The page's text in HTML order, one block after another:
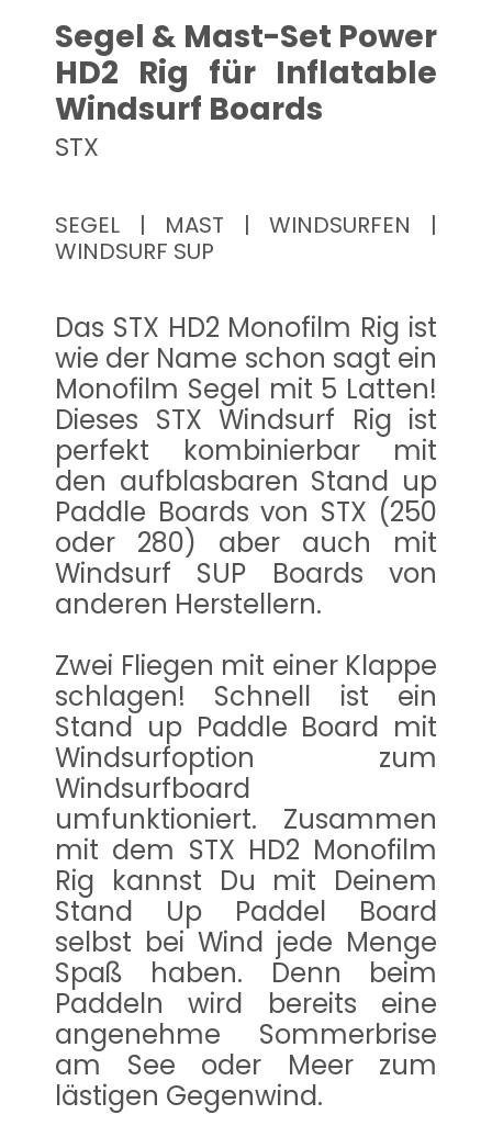
Segel & Mast-Set Power
HD2 Rig für Inflatable
Windsurf Boards
STX
SEGEL | MAST | WINDSURFEN |
WINDSURF SUP
Das STX HD2 Monofilm Rig ist
wie der Name schon sagt ein
Monofilm Segel mit 5 Latten!
Dieses STX Windsurf Rig ist
perfekt kombinierbar mit
den aufblasbaren Stand up
Paddle Boards von STX (250
oder 280) aber auch mit
Windsurf SUP Boards von
anderen Herstellern.
Zwei Fliegen mit einer Klappe
schlagen! Schnell ist ein
Stand up Paddle Board mit
Windsurfoption zum
Windsurfboard
umfunktioniert. Zusammen
mit dem STX HD2 Monofilm
Rig kannst Du mit Deinem
Stand Up Paddel Board
selbst bei Wind jede Menge
Spaß haben. Denn beim
Paddeln wird bereits eine
angenehme Sommerbrise
am See oder Meer zum
lästigen Gegenwind.